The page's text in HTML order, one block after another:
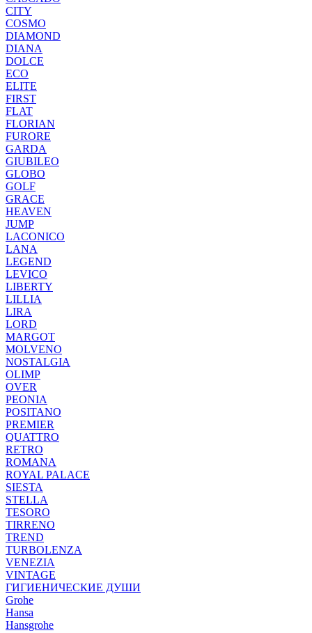
CITY
COSMO
DIAMOND
DIANA
DOLCE
ECO
ELITE
FIRST
FLAT
FLORIAN
FURORE
GARDA
GIUBILEO
GLOBO
GOLF
GRACE
HEAVEN
JUMP
LACONICO
LANA
LEGEND
LEVICO
LIBERTY
LILLIA
LIRA
LORD
MARGOT
MOLVENO
NOSTALGIA
OLIMP
OVER
PEONIA
POSITANO
PREMIER
QUATTRO
RETRO
ROMANA
ROYAL PALACE
SIESTA
STELLA
TESORO
TIRRENO
TREND
TURBOLENZA
VENEZIA
VINTAGE
ГИГИЕНИЧЕСКИЕ ДУШИ
Grohe
Hansa
Hansgrohe